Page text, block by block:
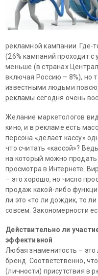
рекламной кампании. Где-
(26% кампаний проходит с
меньше (в странах
включая Россию – 8%), но
известными людьми
рекламы сегодня очень
Желание маркетологов
кино, и в рекламе есть
персона «делает кассу»
что считать «кассой»?
на который можно продать
просмотра в Интернете.
– это хорошо, но число
продаж какой-либо
ли это «то ли дождик, то
совсем. Закономерности
Действительно ли
эффективной
Любая знаменитость –
бренд. Соответственно,
(личности) присутствия в